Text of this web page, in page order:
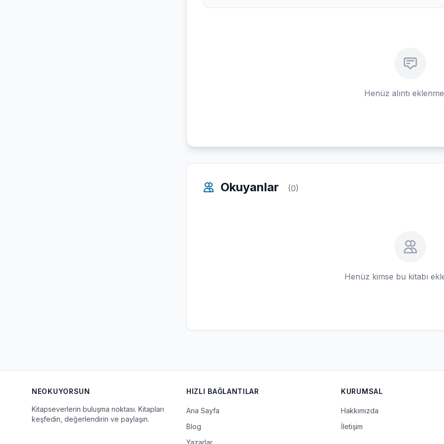
Henüz alıntı
Okuyanlar (0)
Henüz kimse bu kitabı
NEOKUYORSUN
Kitapseverlerin buluşma noktası. Kitapları
keşfedin, değerlendirin ve paylaşın.
HIZLI BAĞLANTILAR
Ana Sayfa
Blog
Yazarlar
KURUMSAL
Hakkımızda
İletişim